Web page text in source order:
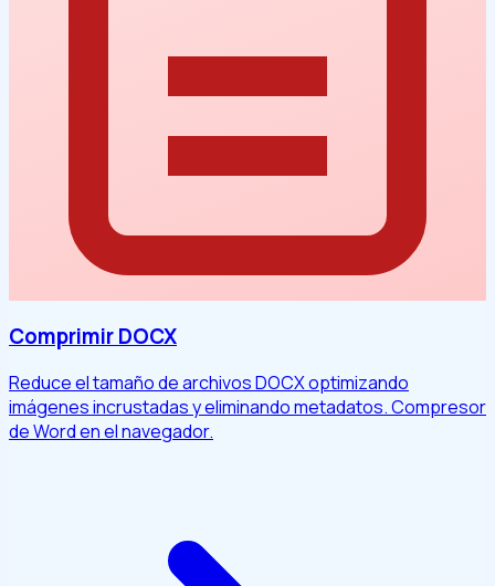
Comprimir DOCX
Reduce el tamaño de archivos DOCX optimizando
imágenes incrustadas y eliminando metadatos. Compresor
de Word en el navegador.